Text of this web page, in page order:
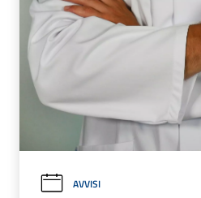
AVVISI